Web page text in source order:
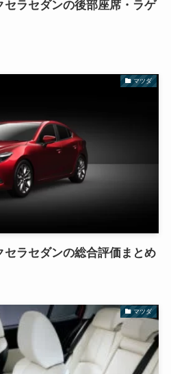
ラセダンの後部座席・ラゲ
マツダ
ラセダンの総合評価まとめ
マツダ